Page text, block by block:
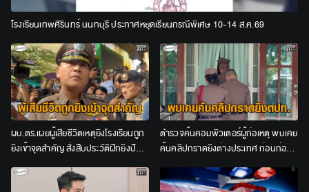
โรงเรียนเทพศิรินทร์ นนทบุรี ประกาศหยุดเรียนกรณีพิเศษ 10-14 ส.ค.69
ผบ.ตร.เผยผู้เสียชีวิตเหตุยิงโรงเรียนถูก
ยิงเข้าจุดสำคัญ สั่งสืบประวัติฝึกยิงปืน
ก่อนก่อเหตุ
ตำรวจค้นคอมพิวเตอร์ผู้ก่อเหตุ พบเคย
ค้นคลิปกราดยิงต่างประเทศ ก่อนก่อ
เหตุสลดยิงในโรงเรียน